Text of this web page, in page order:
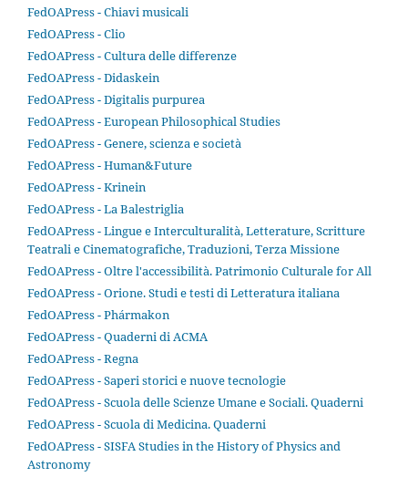
FedOAPress - Chiavi musicali
FedOAPress - Clio
FedOAPress - Cultura delle differenze
FedOAPress - Didaskein
FedOAPress - Digitalis purpurea
FedOAPress - European Philosophical Studies
FedOAPress - Genere, scienza e società
FedOAPress - Human&Future
FedOAPress - Krinein
FedOAPress - La Balestriglia
FedOAPress - Lingue e Interculturalità, Letterature, Scritture
Teatrali e Cinematografiche, Traduzioni, Terza Missione
FedOAPress - Oltre l'accessibilità. Patrimonio Culturale for All
FedOAPress - Orione. Studi e testi di Letteratura italiana
FedOAPress - Phármakon
FedOAPress - Quaderni di ACMA
FedOAPress - Regna
FedOAPress - Saperi storici e nuove tecnologie
FedOAPress - Scuola delle Scienze Umane e Sociali. Quaderni
FedOAPress - Scuola di Medicina. Quaderni
FedOAPress - SISFA Studies in the History of Physics and
Astronomy